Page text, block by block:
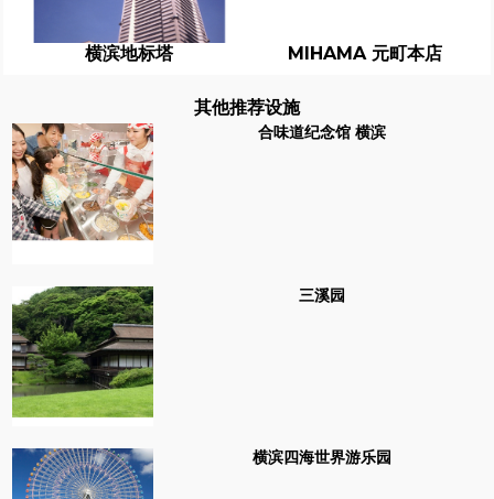
横滨地标塔 MIHAMA 元町本店
其他推荐设施
合味道纪念馆 横滨
三溪园
横滨四海世界游乐园